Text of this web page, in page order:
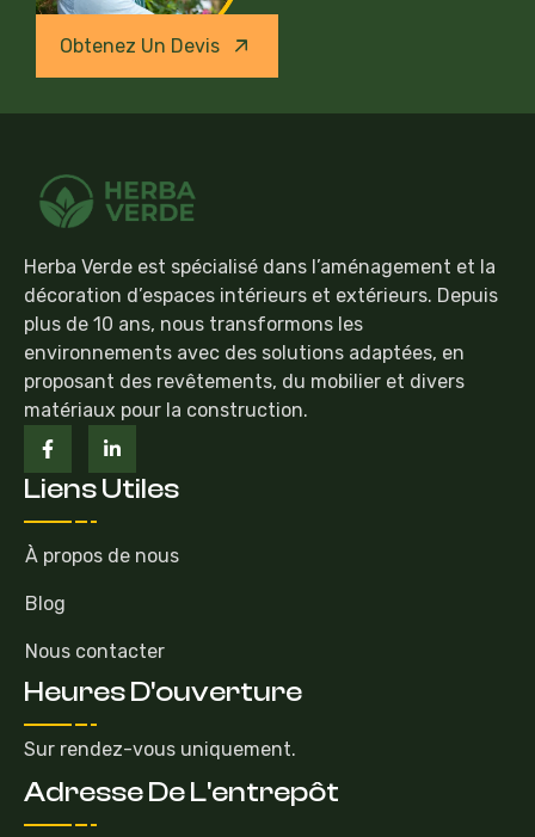
Obtenez Un Devis
Herba Verde est spécialisé dans l’aménagement et la
décoration d’espaces intérieurs et extérieurs. Depuis
plus de 10 ans, nous transformons les
environnements avec des solutions adaptées, en
proposant des revêtements, du mobilier et divers
matériaux pour la construction.
Liens Utiles
À propos de nous
Blog
Nous contacter
Heures D'ouverture
Sur rendez-vous uniquement.
Adresse De L'entrepôt